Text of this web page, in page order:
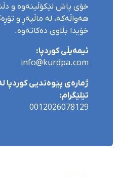
خۆی پاش لێکۆڵینەوە و
هەواڵەکە، لە ماڵپەڕ و
خۆیدا بڵاوی دەکاتەوە.
ئیمەیڵی کوردپا:
info@kurdpa.com
ژمارەی پێوەندیی کوردپا
تێلێگرام:
0012026078129